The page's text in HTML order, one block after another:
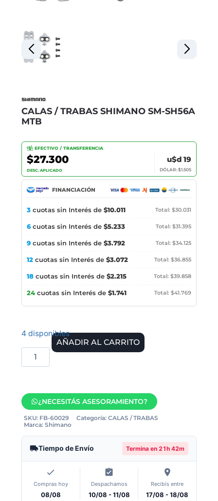
CALAS / TRABAS SHIMANO SM-SH56A
MTB
EFECTIVO / TRANSFERENCIA
$27.300
DESC. APLICADO
u$d 19
DÓLAR: $1.505
FINANCIACIÓN
3 cuotas sin Interés de $10.011 Total: $30.031
6cuotas sin Interés de $5.233 Total: $31.395
9 cuotas sin Interés de $3.792 Total: $34.125
12 cuotas sin Interés de $3.072 Total: $36.855
18 cuotas sin Interés de $2.215 Total: $39.858
24 cuotas sin Interés de $1.741 Total: $41.769
4 disponibles
AÑADIR AL CARRITO
¿NECESITÁS ASESORAMIENTO?
SKU: FB-60029 Categoría: CALAS / TRABAS
Marca: Shimano
Tiempo de Envío Termina en 21h 42m
Compras hoy
08/08
Despachamos
10/08 - 11/08
Recibís entre
17/08 - 18/08